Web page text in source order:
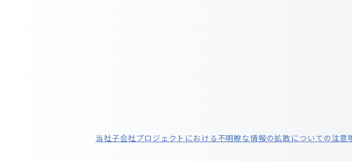
当社子会社プロジェクトにおける不明瞭な情報の拡散についての注意